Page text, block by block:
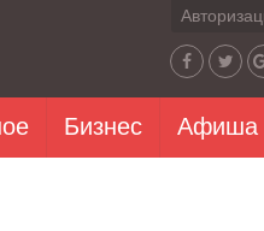
Бизнес Афиша